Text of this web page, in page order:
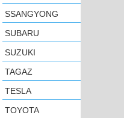
SSANGYONG
SUBARU
SUZUKI
TAGAZ
TESLA
TOYOTA